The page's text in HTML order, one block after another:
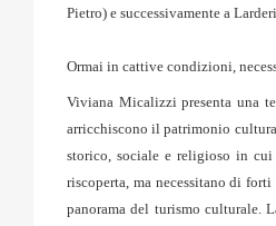
Pietro) e successivamente a
Ormai in cattive condizioni,
Viviana Micalizzi presenta una
arricchiscono il patrimonio
storico, sociale e religioso in
riscoperta, ma necessitano di
panorama del turismo culturale.